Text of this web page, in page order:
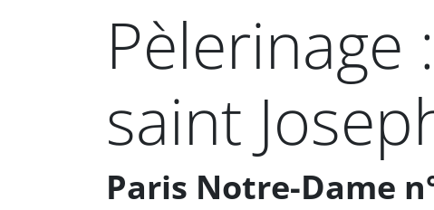
Pèlerinage
saint
Paris Notre-Dame